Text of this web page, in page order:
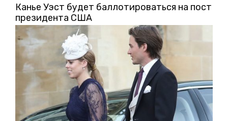
Канье Уэст будет баллотироваться на пост
президента США